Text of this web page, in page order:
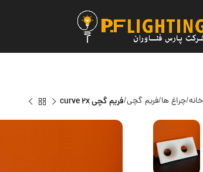
خانه چراغ ها فریم گچی فریم گچی curve 2x